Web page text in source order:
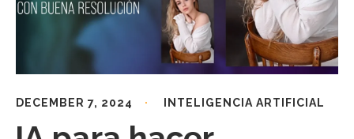
DECEMBER 7, 2024 INTELIGENCIA ARTIFICIAL